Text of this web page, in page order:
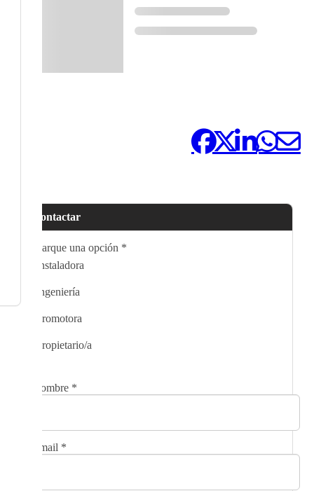
Contactar
Marque una opción *
Instaladora
Ingeniería
Promotora
Propietario/a
Nombre *
Email *